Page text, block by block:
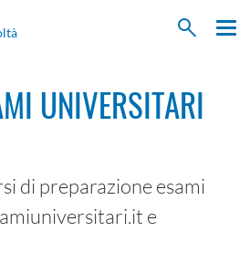
UNIVERSITARI
di preparazione esami
e